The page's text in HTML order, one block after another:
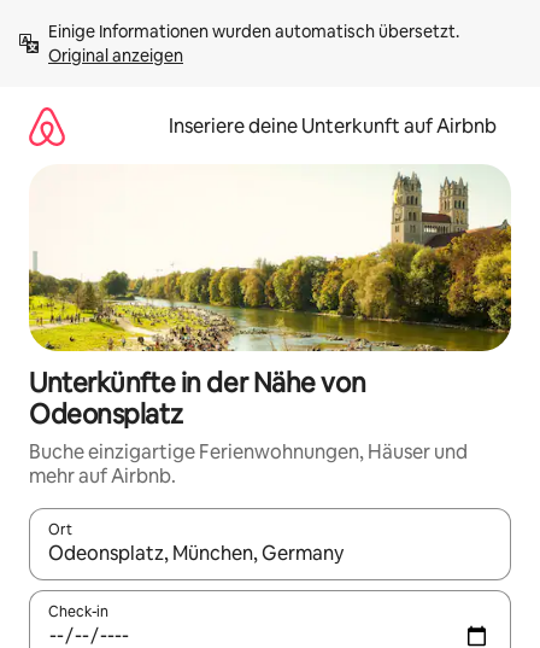
Inhalten
springenOriginal anzeigen
Inseriere deine Unterkunft auf Airbnb
Unterkünfte in der Nähe von
Odeonsplatz
Buche einzigartige Ferienwohnungen, Häuser und
mehr auf Airbnb.
Ort
Wenn Ergebnisse verfügbar sind, navigiere mit den
Check-in